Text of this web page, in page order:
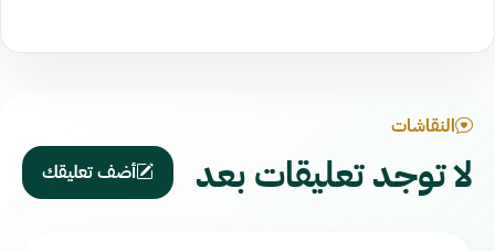
النقاشات
لا توجد تعليقات بعد أضف تعليقك